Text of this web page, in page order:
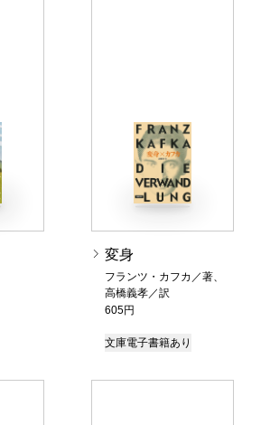
変身
フランツ・カフカ／著、
高橋義孝／訳
605円
文庫電子書籍あり